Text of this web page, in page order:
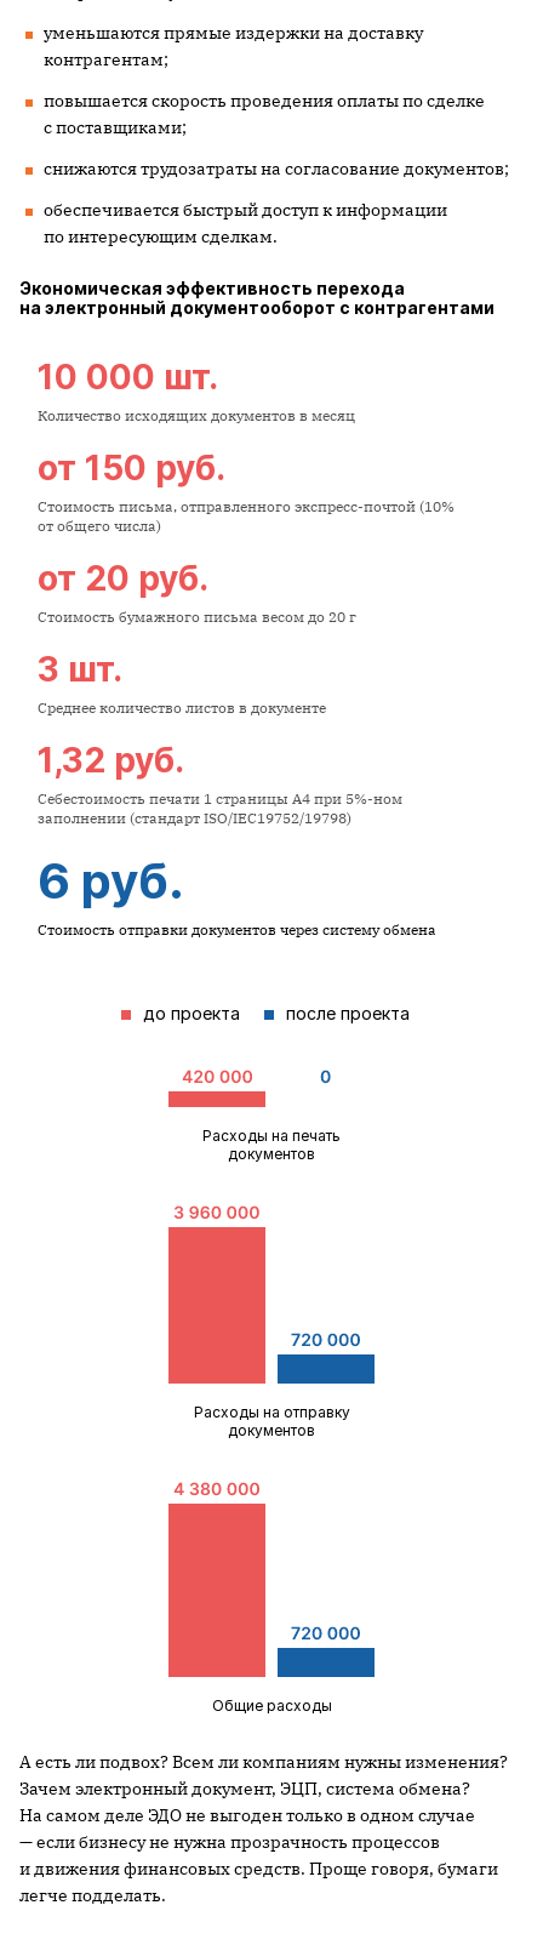
уменьшаются прямые издержки на доставку
контрагентам;
повышается скорость проведения оплаты по сделке
с поставщиками;
снижаются трудозатраты на согласование документов;
обеспечивается быстрый доступ к информации
по интересующим сделкам.
Экономическая эффективность перехода
на электронный документооборот с контрагентами
10 000 шт.
Количество исходящих документов в месяц
от 150 руб.
Стоимость письма, отправленного экспресс-почтой (10%
от общего числа)
от 20 руб.
Стоимость бумажного письма весом до 20 г
3 шт.
Среднее количество листов в документе
1,32 руб.
Себестоимость печати 1 страницы А4 при 5%-ном
заполнении (стандарт ISO/IEC19752/19798)
6 руб.
Стоимость отправки документов через систему обмена
до проекта после проекта
Расходы на печать
документов
Расходы на отправку
документов
Общие расходы
А есть ли подвох? Всем ли компаниям нужны изменения?
Зачем электронный документ, ЭЦП, система обмена?
На самом деле ЭДО не выгоден только в одном случае
— если бизнесу не нужна прозрачность процессов
и движения финансовых средств. Проще говоря, бумаги
легче подделать.